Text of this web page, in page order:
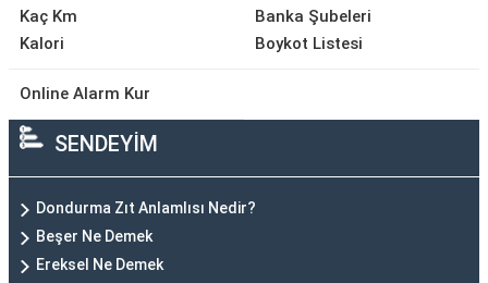
Kaç Km
Kalori
Banka Şubeleri
Boykot Listesi
Online Alarm Kur
SENDEYİM
Dondurma Zıt Anlamlısı Nedir?
Beşer Ne Demek
Ereksel Ne Demek